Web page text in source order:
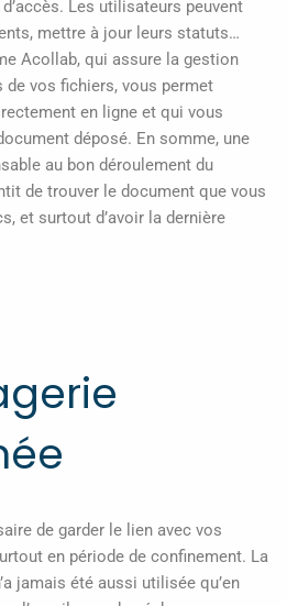
Les utilisateurs peuvent
mettre à jour leurs statuts…
Acollab, qui assure la gestion
vos fichiers, vous permet
en ligne et qui vous
déposé. En somme, une
au bon déroulement du
de trouver le document que vous
et surtout d’avoir la dernière
de garder le lien avec vos
en période de confinement. La
jamais été aussi utilisée qu’en